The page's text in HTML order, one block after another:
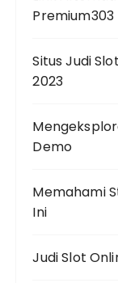
Premium303
Situs Judi
2023
Demo
Memahami
Ini
Judi Slot